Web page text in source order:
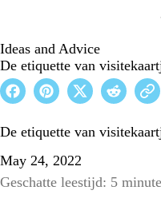
Ideas and Advice
De etiquette van
De etiquette van
May 24, 2022
Geschatte leestijd: 5